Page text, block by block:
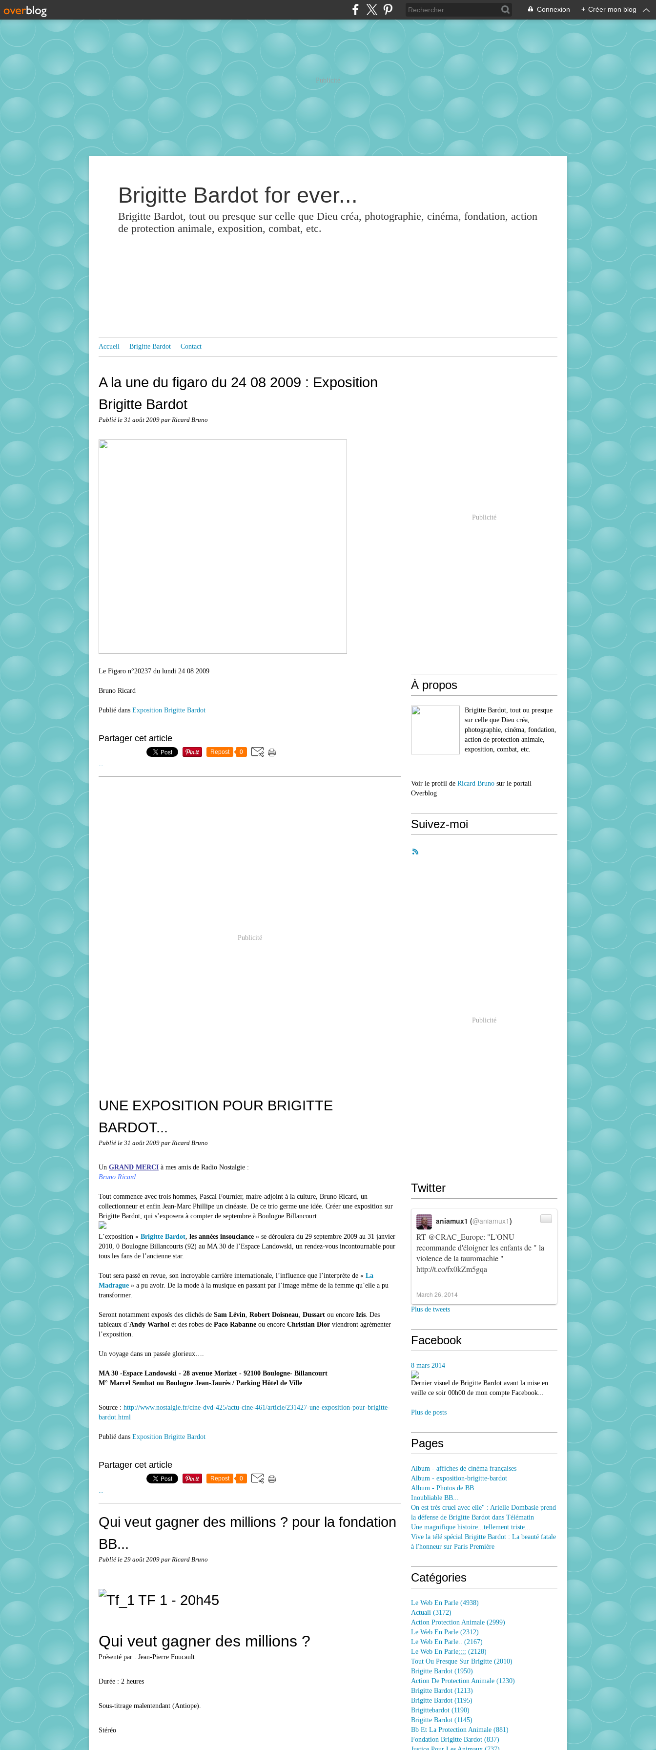
Connexion + Créer mon blog
Publicité
Brigitte Bardot for ever...
Brigitte Bardot, tout ou presque sur celle que Dieu créa, photographie, cinéma, fondation, action
de protection animale, exposition, combat, etc.
Accueil Brigitte Bardot Contact
A la une du figaro du 24 08 2009 : Exposition
Brigitte Bardot
Publié le 31 août 2009 par Ricard Bruno
Le Figaro n°20237 du lundi 24 08 2009
Bruno Ricard
Publié dans Exposition Brigitte Bardot
Partager cet article
Repost 0
Publicité
UNE EXPOSITION POUR BRIGITTE
BARDOT...
Publié le 31 août 2009 par Ricard Bruno
Un GRAND MERCI à mes amis de Radio Nostalgie :
Bruno Ricard
Tout commence avec trois hommes, Pascal Fournier, maire-adjoint à la culture, Bruno Ricard, un
collectionneur et enfin Jean-Marc Phillipe un cinéaste. De ce trio germe une idée. Créer une exposition sur
Brigitte Bardot, qui s’exposera à compter de septembre à Boulogne Billancourt.
L’exposition « Brigitte Bardot, les années insouciance » se déroulera du 29 septembre 2009 au 31 janvier
2010, 0 Boulogne Billancourts (92) au MA 30 de l’Espace Landowski, un rendez-vous incontournable pour
tous les fans de l’ancienne star.
Tout sera passé en revue, son incroyable carrière internationale, l’influence que l’interprète de « La
Madrague » a pu avoir. De la mode à la musique en passant par l’image même de la femme qu’elle a pu
transformer.
Seront notamment exposés des clichés de Sam Lévin, Robert Doisneau, Dussart ou encore Izis. Des
tableaux d’Andy Warhol et des robes de Paco Rabanne ou encore Christian Dior viendront agrémenter
l’exposition.
Un voyage dans un passée glorieux….
MA 30 -Espace Landowski - 28 avenue Morizet - 92100 Boulogne- Billancourt
M° Marcel Sembat ou Boulogne Jean-Jaurès / Parking Hôtel de Ville
Source : http://www.nostalgie.fr/cine-dvd-425/actu-cine-461/article/231427-une-exposition-pour-brigitte-
bardot.html
Publié dans Exposition Brigitte Bardot
Partager cet article
Repost 0
Qui veut gagner des millions ? pour la fondation
BB...
Publié le 29 août 2009 par Ricard Bruno
TF 1 - 20h45
Qui veut gagner des millions ?
Présenté par : Jean-Pierre Foucault
Durée : 2 heures
Sous-titrage malentendant (Antiope).
Stéréo
Publicité
À propos
Brigitte Bardot, tout ou presque
sur celle que Dieu créa,
photographie, cinéma, fondation,
action de protection animale,
exposition, combat, etc.
Voir le profil de Ricard Bruno sur le portail
Overblog
Suivez-moi
Publicité
Twitter
RT @CRAC_Europe: "L'ONU
recommande d'éloigner les enfants de " la
violence de la tauromachie "
http://t.co/fx0kZm5gqa
aniamux1 (@aniamux1)
March 26, 2014
Plus de tweets
Facebook
8 mars 2014
Dernier visuel de Brigitte Bardot avant la mise en
veille ce soir 00h00 de mon compte Facebook...
Plus de posts
Pages
Album - affiches de cinéma françaises
Album - exposition-brigitte-bardot
Album - Photos de BB
Inoubliable BB...
On est très cruel avec elle" : Arielle Dombasle prend
la défense de Brigitte Bardot dans Télématin
Une magnifique histoire...tellement triste...
Vive la télé spécial Brigitte Bardot : La beauté fatale
à l'honneur sur Paris Première
Catégories
Le Web En Parle (4938)
Actuali (3172)
Action Protection Animale (2999)
Le Web En Parle (2312)
Le Web En Parle.. (2167)
Le Web En Parle;;;; (2128)
Tout Ou Presque Sur Brigitte (2010)
Brigitte Bardot (1950)
Action De Protection Animale (1230)
Brigitte Bardot (1213)
Brigitte Bardot (1195)
Brigittebardot (1190)
Brigitte Bardot (1145)
Bb Et La Protection Animale (881)
Fondation Brigitte Bardot (837)